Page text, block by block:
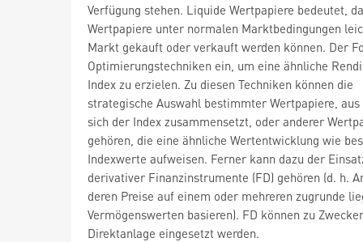
Verfügung stehen. Liquide Wertpapiere bedeutet,
Wertpapiere unter normalen Marktbedingungen
Markt gekauft oder verkauft werden können. Der
Optimierungstechniken ein, um eine ähnliche
Index zu erzielen. Zu diesen Techniken können die
strategische Auswahl bestimmter Wertpapiere, aus
sich der Index zusammensetzt, oder anderer
gehören, die eine ähnliche Wertentwicklung wie
Indexwerte aufweisen. Ferner kann dazu der
derivativer Finanzinstrumente (FD) gehören (d. h.
deren Preise auf einem oder mehreren zugrunde
Vermögenswerten basieren). FD können zu
Direktanlage eingesetzt werden.